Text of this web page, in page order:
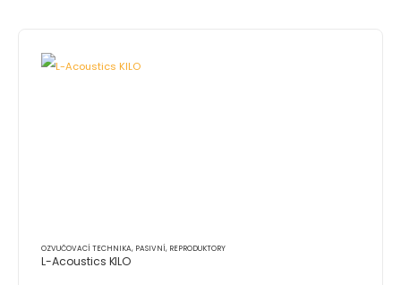
OZVUČOVACÍ TECHNIKA, PASIVNÍ, REPRODUKTORY
L-Acoustics KILO